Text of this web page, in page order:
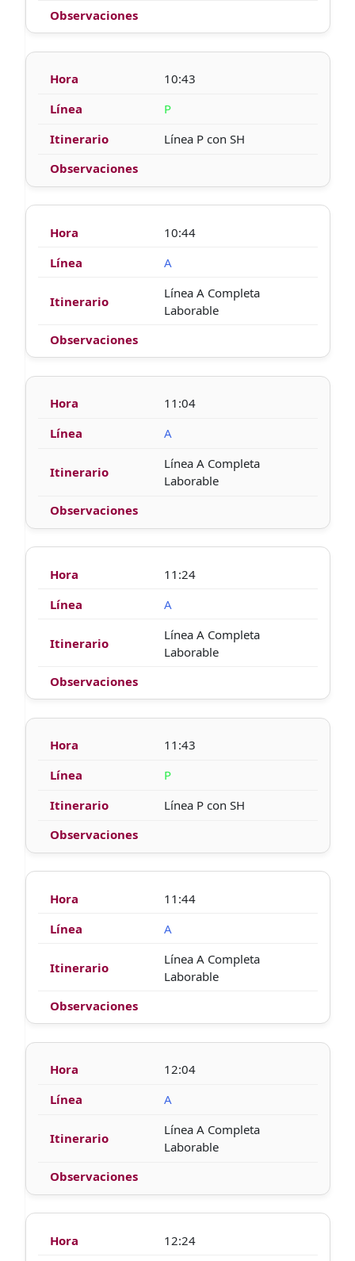
10:43
P
Línea P con SH
10:44
A
Línea A Completa
Laborable
11:04
A
Línea A Completa
Laborable
11:24
A
Línea A Completa
Laborable
11:43
P
Línea P con SH
11:44
A
Línea A Completa
Laborable
12:04
A
Línea A Completa
Laborable
12:24